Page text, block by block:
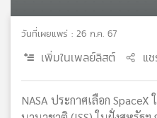
แผนที่
วิทยุ
วันที่เผยแพร่ : 26 ก.ค. 67
เพิ่มในเพลย์ลิสต์ แ
NASA ประกาศเลือก